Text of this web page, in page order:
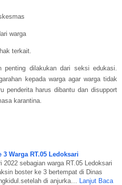
warga
terkait.
dilakukan dari seksi edukasi.
kepada warga agar warga tidak
penderita harus dibantu dan disupport
karantina.
3 Warga RT.05 Ledoksari
2022 sebagian warga RT.05 Ledoksari
boster ke 3 bertempat di Dinas
di anjurka…
Lanjut Baca